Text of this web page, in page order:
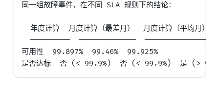
同一组故障事件，在不同 SLA 规则下的结论：
  年度计算  月度计算（最差月）  月度计算（平均月）
  ─────────  ─────────────  ────────────────
可用性  99.897%  99.46%  99.925%